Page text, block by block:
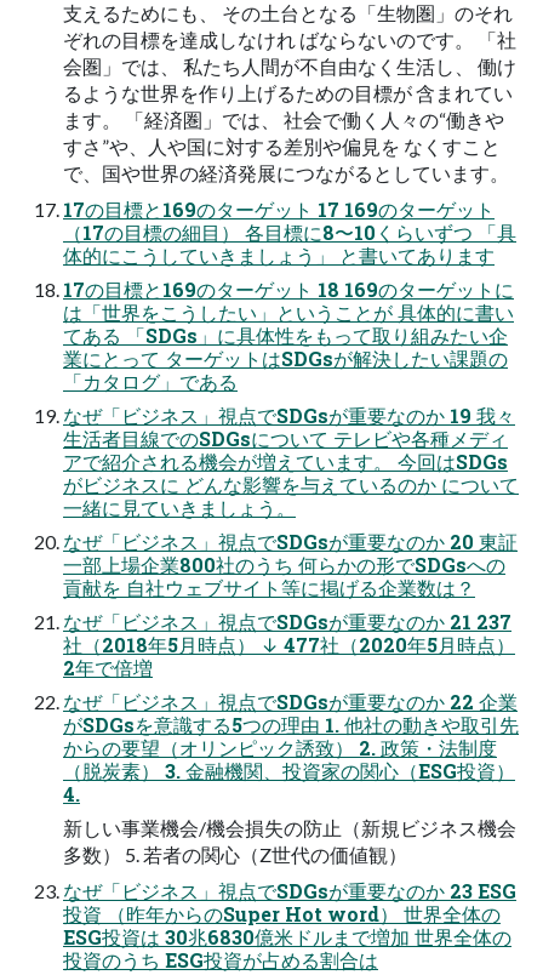
⽀えるためにも、 その⼟台となる「⽣物圏」のそれ
ぞれの⽬標を達成しなけれ ばならないのです。 「社
会圏」では、 私たち⼈間が不⾃由なく⽣活し、 働け
るような世界を作り上げるための⽬標が 含まれてい
ます。 「経済圏」では、 社会で働く⼈々の“働きや
すさ”や、⼈や国に対する差別や偏⾒を なくすこと
で、国や世界の経済発展につながるとしています。
17の⽬標と169のターゲット 17 169のターゲット
（17の⽬標の細⽬） 各⽬標に8〜10くらいずつ 「具
体的にこうしていきましょう」 と書いてあります
17の⽬標と169のターゲット 18 169のターゲットに
は「世界をこうしたい」ということが 具体的に書い
てある 「SDGs」に具体性をもって取り組みたい企
業にとって ターゲットはSDGsが解決したい課題の
「カタログ」である
なぜ「ビジネス」視点でSDGsが重要なのか 19 我々
⽣活者⽬線でのSDGsについて テレビや各種メディ
アで紹介される機会が増えています。 今回はSDGs
がビジネスに どんな影響を与えているのか について
⼀緒に⾒ていきましょう。
なぜ「ビジネス」視点でSDGsが重要なのか 20 東証
⼀部上場企業800社のうち 何らかの形でSDGsへの
貢献を ⾃社ウェブサイト等に掲げる企業数は？
なぜ「ビジネス」視点でSDGsが重要なのか 21 237
社（2018年5⽉時点） ↓ 477社（2020年5⽉時点）
2年で倍増
なぜ「ビジネス」視点でSDGsが重要なのか 22 企業
がSDGsを意識する5つの理由 1. 他社の動きや取引先
からの要望（オリンピック誘致） 2. 政策・法制度
（脱炭素） 3. ⾦融機関、投資家の関⼼（ESG投資）
4.
新しい事業機会/機会損失の防⽌（新規ビジネス機会
多数） 5. 若者の関⼼（Z世代の価値観）
なぜ「ビジネス」視点でSDGsが重要なのか 23 ESG
投資 （昨年からのSuper Hot word） 世界全体の
ESG投資は 30兆6830億⽶ドルまで増加 世界全体の
投資のうち ESG投資が占める割合は